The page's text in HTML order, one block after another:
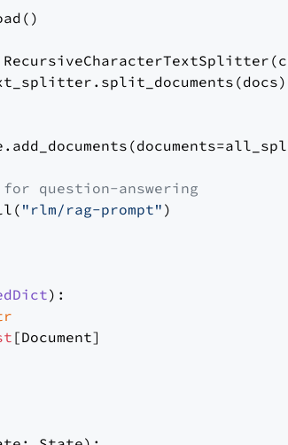
question-answering
"rlm/rag-prompt" )
):
[Document]